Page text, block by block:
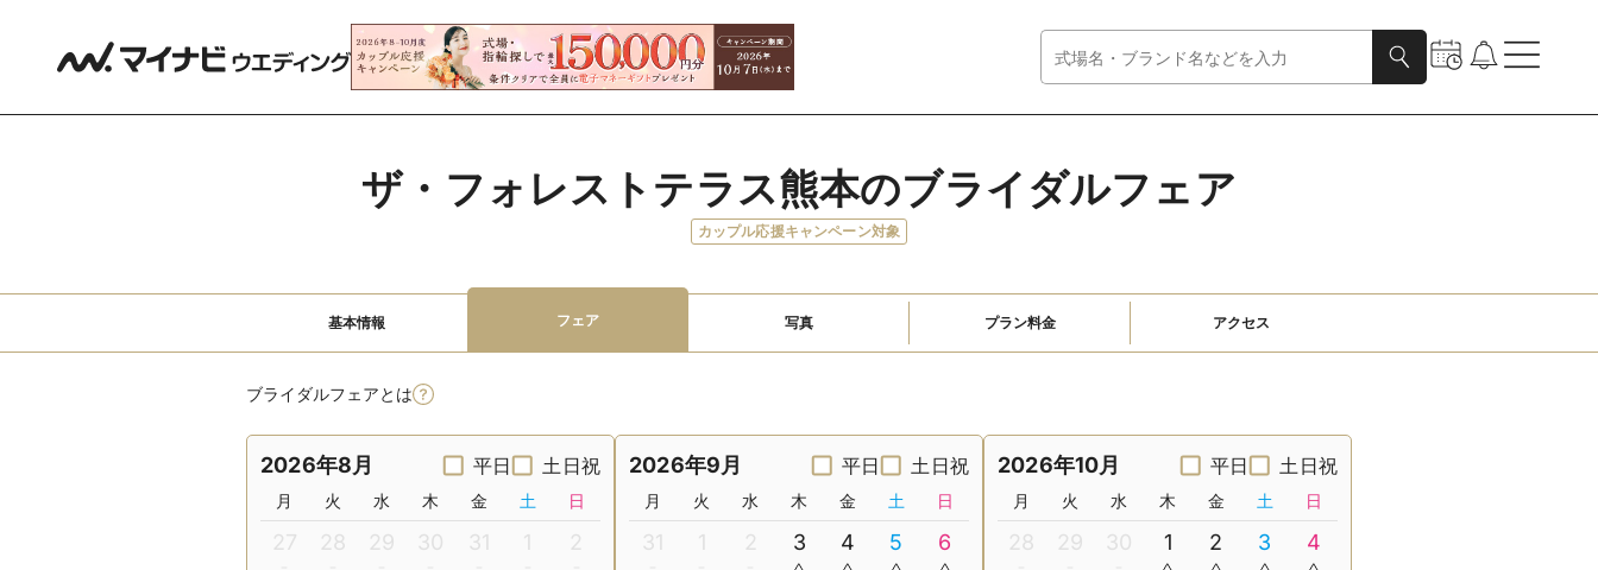
ザ・フォレストテラス熊本のブライダルフェア
カップル応援キャンペーン対象
基本情報 フェア 写真 プラン料金 アクセス
ブライダルフェアとは
2026年8月 平日 土日祝
月 火 水 木 金 土 日
27 28 29 30 31 1 2
2026年9月 平日 土日祝
月 火 水 木 金 土 日
31 1 2 3 4 5 6
2026年10月 平日 土日祝
月 火 水 木 金 土 日
28 29 30 1 2 3 4